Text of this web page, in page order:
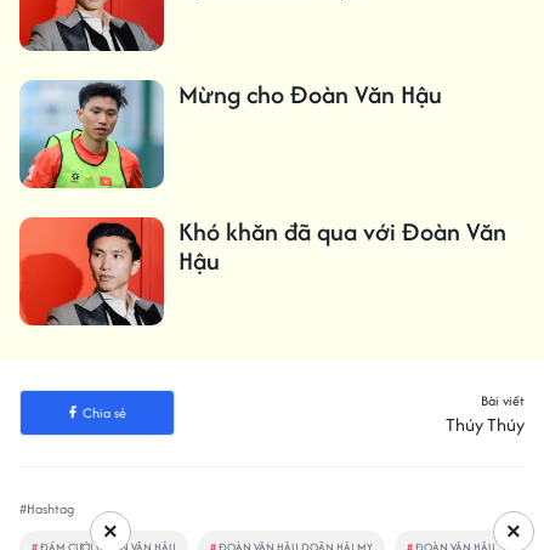
Mừng cho Đoàn Văn Hậu
Khó khăn đã qua với Đoàn Văn
Hậu
Chia sẻ
Bài viết
Thúy Thúy
#Hashtag
×
×